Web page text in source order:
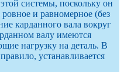
системы, поскольку он
ровное и равномерное (без
карданного вала вокруг
валу имеются
нагрузку на деталь. В
устанавливается